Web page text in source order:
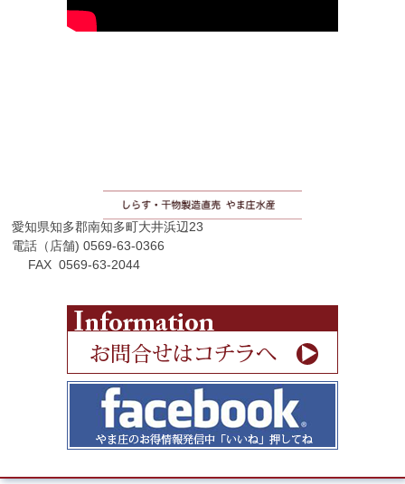
愛知県知多郡南知多町大井浜辺23
電話（店舗) 0569-63-0366
FAX 0569-63-2044